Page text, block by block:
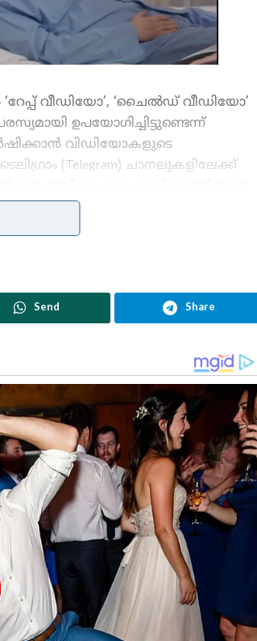
‘റേപ്പ് വീഡിയോ’, ‘ചൈൽഡ് വീഡിയോ’
ഉപയോഗിച്ചിട്ടുണ്ടെന്ന്
വിഡിയോകളുടെ
(Telegram) ചാനലുകളിലേക്ക്
($1) പോലുള്ള ചെറിയ തുകകൾക്ക്
മെറ്റാ കമ്പനിക്കെതിരെ ഉയരുന്നത്.
അശ്ലീല ദൃശ്യങ്ങൾ കൈവശം
പ്രചരിപ്പിക്കുന്നതും ഇന്ത്യയിൽ കടുത്ത
ക്രിമിനൽ കുറ്റമാണ്. ബിബിസി
ഇന്ത്യൻ അധികൃതർക്കും
കൈമാറിയിട്ടുണ്ട്. തുടക്കത്തിൽ
കമ്മ്യൂണിറ്റി ഗൈഡ്‌ലൈൻസ്
വിചിത്രമായ മറുപടിയാണ്
പിന്നീട് കടുത്ത
തുടർന്ന് ഈ പരസ്യങ്ങൾ നീക്കം
തങ്ങളുടെ സുരക്ഷാ
സ്വീകരിക്കുമെന്നും മെറ്റ
പ്രോത്സാഹിപ്പിച്ച ലക്ഷക്കണക്കിന്
ടെലിഗ്രാം അധികൃതരും
Send Share